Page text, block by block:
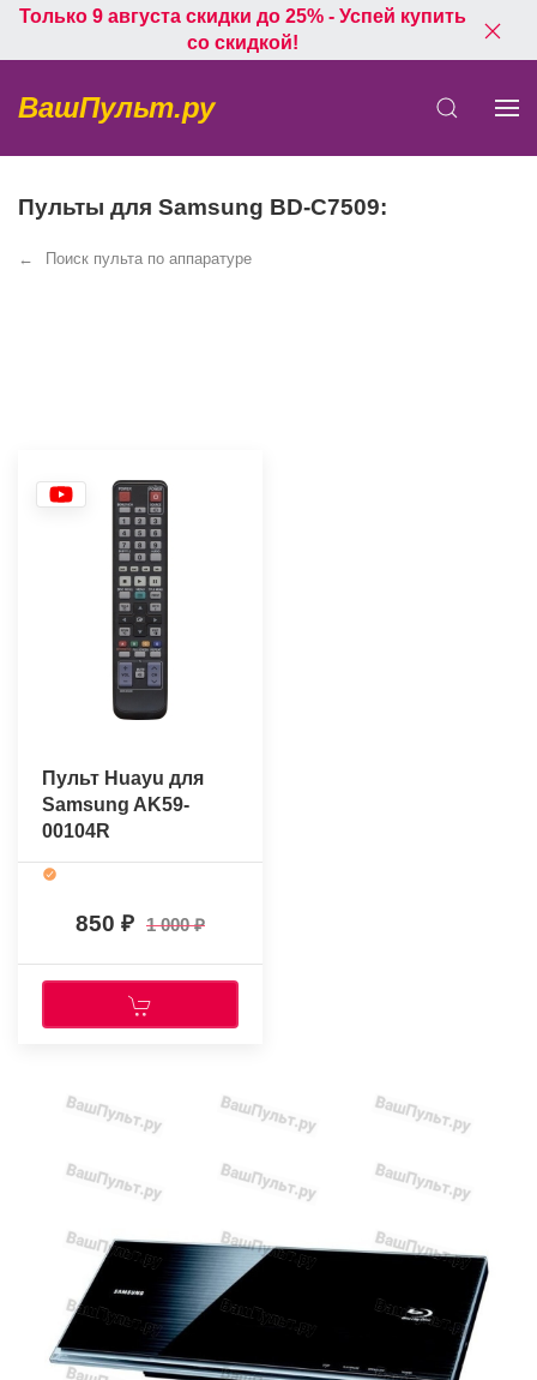
Только 9 августа скидки до 25% - Успей купить
со скидкой!
ВашПульт.ру
Пульты для Samsung BD-C7509:
Поиск пульта по аппаратуре
Пульт Huayu для
Samsung AK59-
00104R
850 1 000